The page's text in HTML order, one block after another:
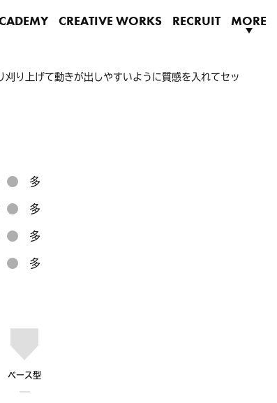
CREATIVE WORKS RECRUIT MORE
り上げて動きが出しやすいように質感を入れてセッ
ベース型